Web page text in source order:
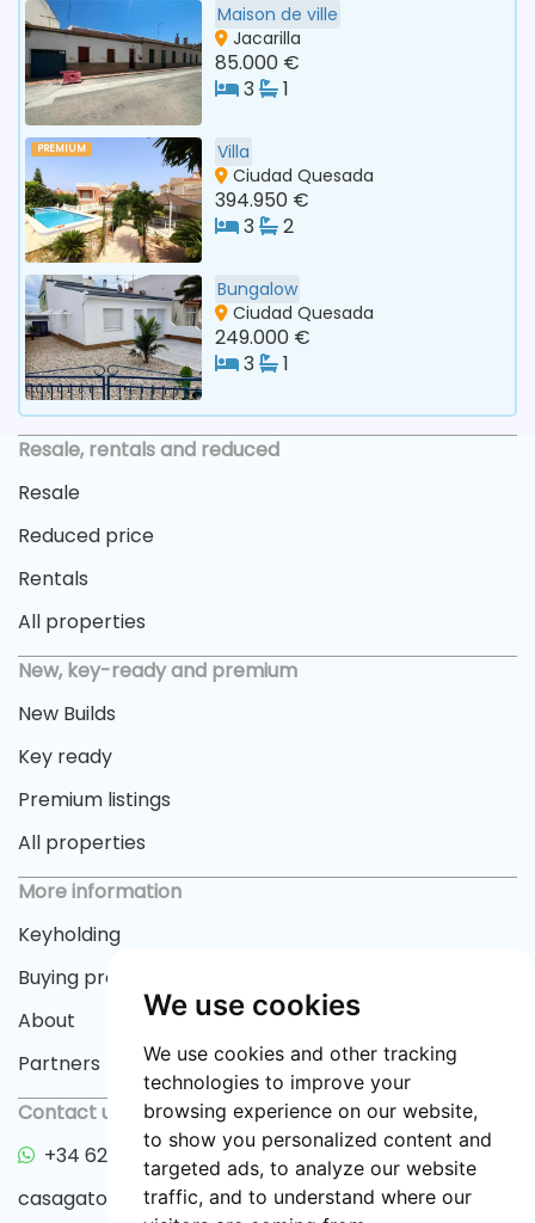
We use cookies
We use cookies and other tracking
technologies to improve your
browsing experience on our website,
to show you personalized content and
targeted ads, to analyze our website
traffic, and to understand where our
Maison de ville
Jacarilla
85.000 €
3
1
PREMIUM
Villa
Ciudad Quesada
394.950 €
3
2
Bungalow
Ciudad Quesada
249.000 €
3
1
Resale, rentals and reduced
Resale
Reduced price
Rentals
All properties
New, key-ready and premium
New Builds
Key ready
Premium listings
All properties
More information
Keyholding
Buying process
About
Partners
Contact us
+34 622 33 55 82
casagator@gmail.com